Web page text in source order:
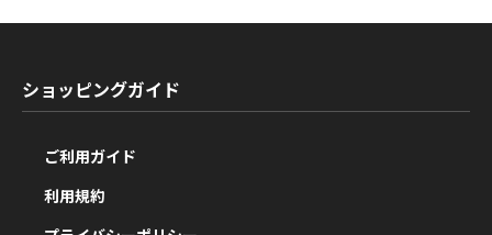
ショッピングガイド
ご利用ガイド
利用規約